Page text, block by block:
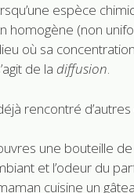
espèce
homogène (non
où sa
de la diffusion.
rencontré
une bouteille
et l’odeur du
cuisine un